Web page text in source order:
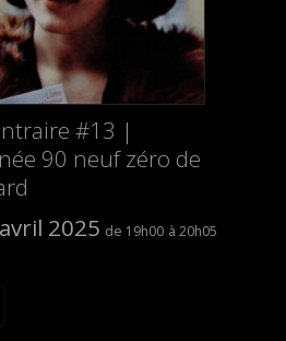
#13 |
90 neuf zéro de
2025
19h00 20h05